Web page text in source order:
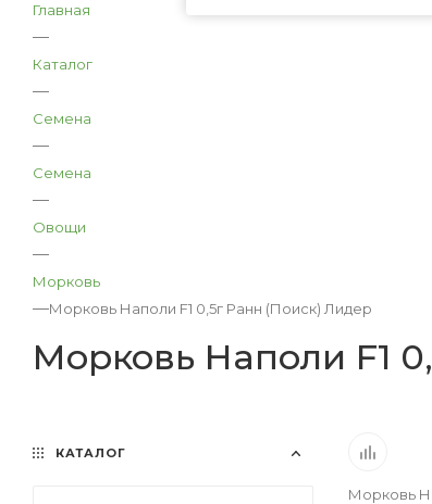
Главная
—
Каталог
—
Семена
—
Семена
—
Овощи
—
Морковь
—Морковь Наполи F1 0,5г Ранн (Поиск) Лидер
Морковь Наполи F1
Морковь
КАТАЛОГ